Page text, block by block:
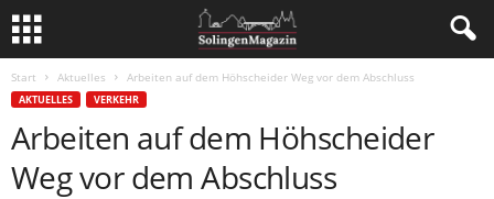
Start Aktuelles Arbeiten auf dem Höhscheider Weg vor dem Abschluss
AKTUELLES VERKEHR
Arbeiten auf dem Höhscheider
Weg vor dem Abschluss